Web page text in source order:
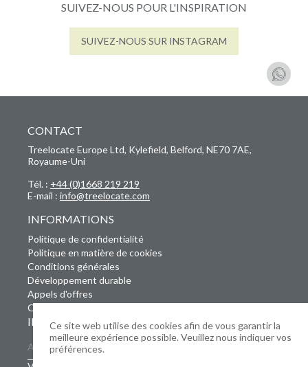
SUIVEZ-NOUS POUR L'INSPIRATION
Après avoir passé des mois à
SUIVEZ-NOUS SUR INSTAGRAM
CONTACT
Treelocate Europe Ltd, Kylefield, Belford, NE70 7AE,
Royaume-Uni
Tél. : +44 (0)1668 219 219
E-mail : info@treelocate.com
INFORMATIONS
Politique de confidentialité
Politique en matière de cookies
Conditions générales
Développement durable
Appels d'offres
Offres d'emploi
INSCRIVEZ-VOUS À NOTRE NEWSLETTER
Ce site web utilise des cookies afin de vous garantir la
meilleure expérience possible. Veuillez nous indiquer vos
préférences.